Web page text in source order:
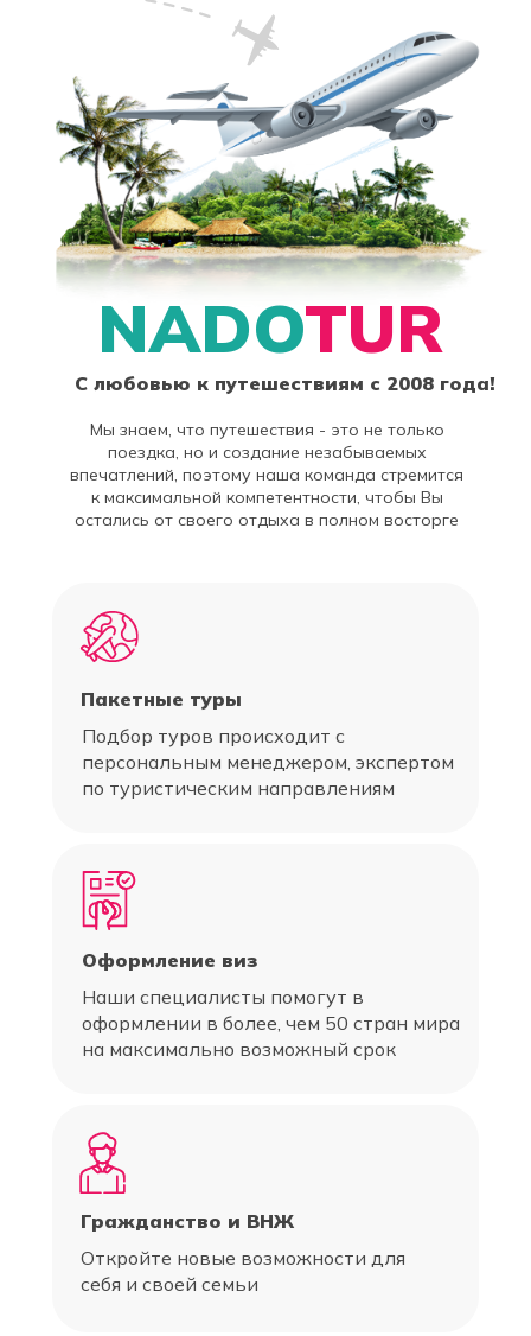
NADOTUR
Мы знаем, что путешествия - это не только
поездка, но и создание незабываемых
впечатлений, поэтому наша команда стремится
к максимальной компетентности, чтобы Вы
остались от своего отдыха в полном восторге
Гражданство и ВНЖ
Откройте новые возможности для
себя и своей семьи
C любовью к путешествиям с 2008 года!
Подбор туров происходит с
персональным менеджером, экспертом
по туристическим направлениям
Пакетные туры
Наши специалисты помогут в
оформлении в более, чем 50 стран мира
на максимально возможный срок
Оформление виз